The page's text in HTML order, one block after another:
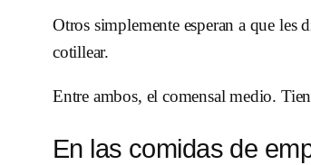
Otros simplemente esperan a que les
cotillear.
Entre ambos, el comensal medio.
En las comidas de